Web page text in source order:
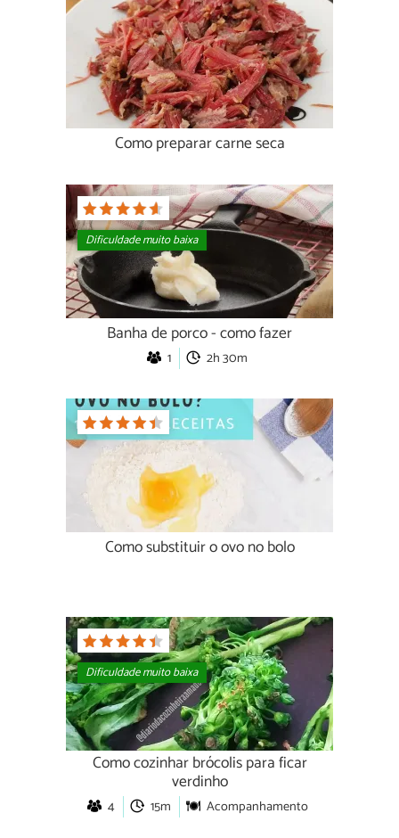
Como preparar carne seca
Dificuldade muito baixa
Banha de porco - como fazer
1 2h 30m
Como substituir o ovo no bolo
Dificuldade muito baixa
Como cozinhar brócolis para ficar
verdinho
4 15m Acompanhamento